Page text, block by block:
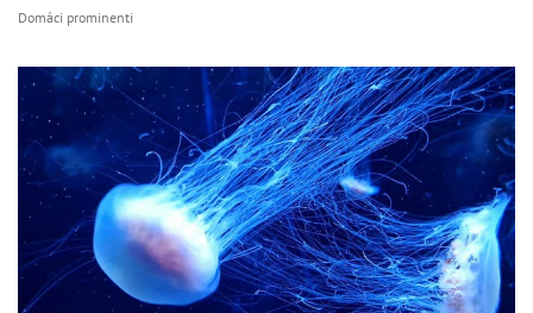
Domáci prominenti